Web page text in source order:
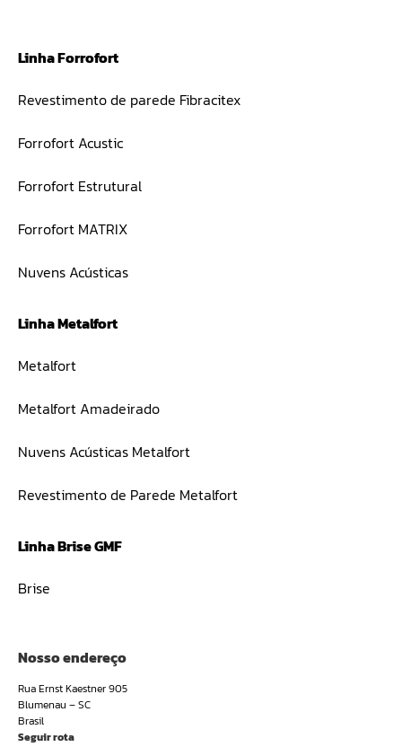
Nosso endereço
Rua Ernst Kaestner 905
Blumenau – SC
Brasil
Seguir rota
Linha Forrofort
Revestimento de parede Fibracitex
Forrofort Acustic
Forrofort Estrutural
Forrofort MATRIX
Nuvens Acústicas
Linha Metalfort
Metalfort
Metalfort Amadeirado
Nuvens Acústicas Metalfort
Revestimento de Parede Metalfort
Linha Brise GMF
Brise